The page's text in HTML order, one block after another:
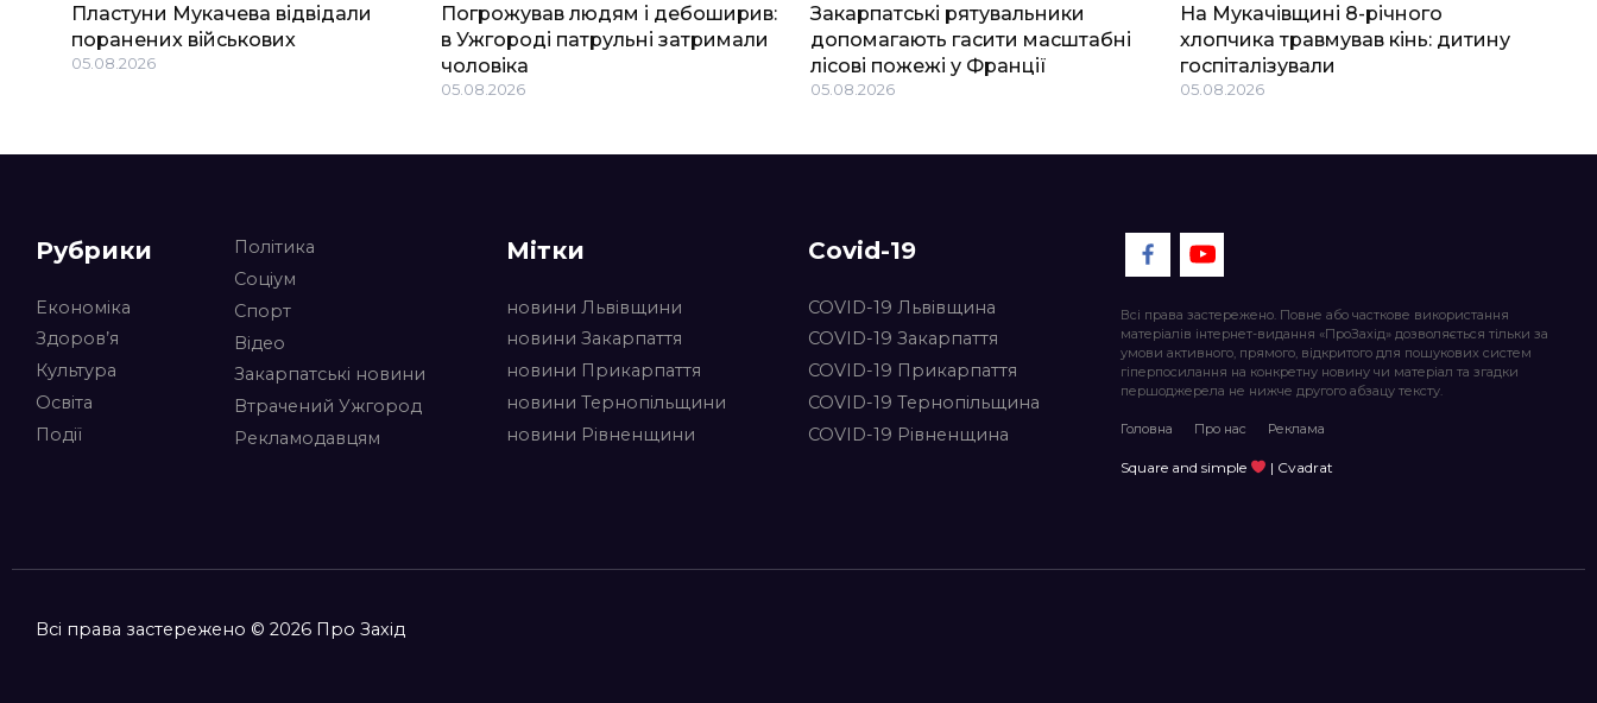
Пластуни Мукачева відвідали
поранених військових
05.08.2026
Погрожував людям і дебоширив:
в Ужгороді патрульні затримали
чоловіка
05.08.2026
Закарпатські рятувальники
допомагають гасити масштабні
лісові пожежі у Франції
05.08.2026
На Мукачівщині 8-річного
хлопчика травмував кінь: дитину
госпіталізували
05.08.2026
Рубрики
Економіка
Здоров’я
Культура
Освіта
Події
Політика
Соціум
Спорт
Відео
Закарпатські новини
Втрачений Ужгород
Рекламодавцям
Мітки
новини Львівщини
новини Закарпаття
новини Прикарпаття
новини Тернопільщини
новини Рівненщини
Covid-19
COVID-19 Львівщина
COVID-19 Закарпаття
COVID-19 Прикарпаття
COVID-19 Тернопільщина
COVID-19 Рівненщина
Всі права застережено. Повне або часткове використання
матеріалів інтернет-видання «ПроЗахід» дозволяється тільки за
умови активного, прямого, відкритого для пошукових систем
гіперпосилання на конкретну новину чи матеріал та згадки
першоджерела не нижче другого абзацу тексту.
Головна Про нас Реклама
Square and simple | Cvadrat
Всі права застережено © 2026 Про Захід